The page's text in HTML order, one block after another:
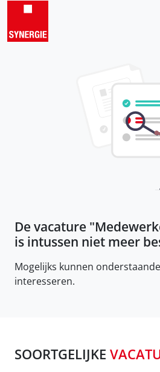
De vacature "
is intussen niet meer
Mogelijks kunnen
interesseren.
SOORTGELIJKE